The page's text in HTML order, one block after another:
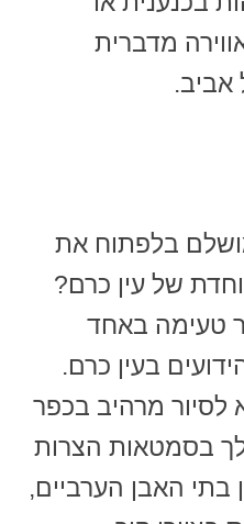
מדברית
בלפתוח את
של עין כרם?
טעימה באחד
בעין כרם.
מרהיב בכפר
בסמטאות הצרות
בתי האבן הערביים,